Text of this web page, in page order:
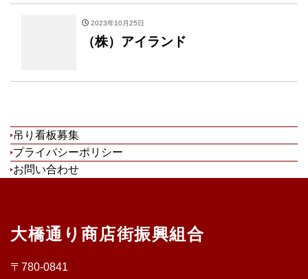
2023年10月25日
（株）アイランド
吊り看板募集
プライバシーポリシー
お問い合わせ
大橋通り商店街振興組合
〒780-0841